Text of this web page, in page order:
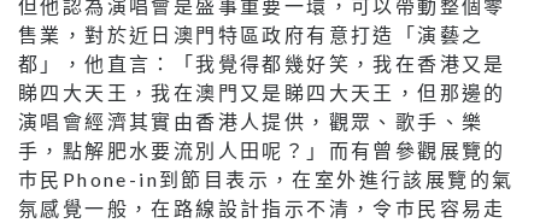
但他認為演唱會是盛事重要一環，可以帶動整個零
售業，對於近日澳門特區政府有意打造「演藝之
都」，他直言：「我覺得都幾好笑，我在香港又是
睇四大天王，我在澳門又是睇四大天王，但那邊的
演唱會經濟其實由香港人提供，觀眾、歌手、樂
手，點解肥水要流別人田呢？」而有曾參觀展覽的
巿民Phone-in到節目表示，在室外進行該展覽的氣
氛感覺一般，在路線設計指示不清，令巿民容易走